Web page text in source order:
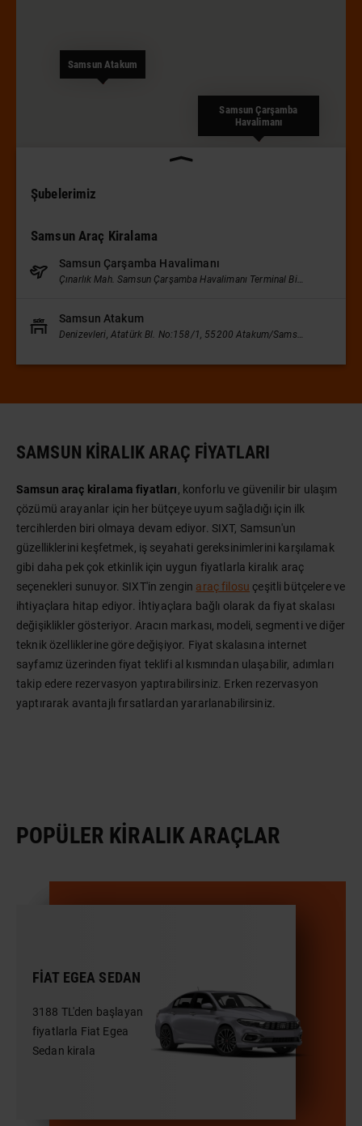
Samsun Çarşamba
Havalimanı
Samsun Atakum
Şubelerimiz
Samsun Araç Kiralama
Samsun Çarşamba Havalimanı
Çınarlık Mah. Samsun Çarşamba Havalimanı Terminal Binası, PK:55500 Çarşamba-SAMSUN
Samsun Atakum
Denizevleri, Atatürk Bl. No:158/1, 55200 Atakum/Samsun
SAMSUN KIRALIK ARAÇ FIYATLARI
Samsun araç kiralama fiyatları, konforlu ve güvenilir bir ulaşım
çözümü arayanlar için her bütçeye uyum sağladığı için ilk
tercihlerden biri olmaya devam ediyor. SIXT, Samsun'un
güzelliklerini keşfetmek, iş seyahati gereksinimlerini karşılamak
gibi daha pek çok etkinlik için uygun fiyatlarla kiralık araç
seçenekleri sunuyor. SIXT'in zengin araç filosu çeşitli bütçelere ve
ihtiyaçlara hitap ediyor. İhtiyaçlara bağlı olarak da fiyat skalası
değişiklikler gösteriyor. Aracın markası, modeli, segmenti ve diğer
teknik özelliklerine göre değişiyor. Fiyat skalasına internet
sayfamız üzerinden fiyat teklifi al kısmından ulaşabilir, adımları
takip edere rezervasyon yaptırabilirsiniz. Erken rezervasyon
yaptırarak avantajlı fırsatlardan yararlanabilirsiniz.
POPÜLER KIRALIK ARAÇLAR
FIAT EGEA SEDAN
3188 TL'den başlayan
fiyatlarla Fiat Egea
Sedan kirala